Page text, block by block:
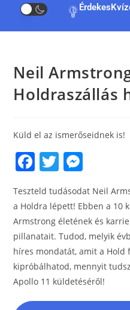
Neil
Holdraszállás
Küld el az ismerőseidnek is!
F
a
c
e
b
o
o
k
T
w
itt
er
ss
e
n
g
er
Teszteld tudásodat Neil
a Holdra lépett! Ebben a 10
Armstrong életének és
pillanatait. Tudod, melyik
híres mondatát, amit a Hold
kipróbálhatod, mennyit
Apollo 11 küldetéséről!